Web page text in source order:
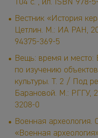
104 с. , ил. ISBN 978-
Вестник «История
Цетлин. М.: ИА РАН,
94375-369-5
Вещь: время и место:
по изучению
культуры. Т. 2 / Под
Барановой. М.: РГГУ,
3208-0
Военная
«Военная